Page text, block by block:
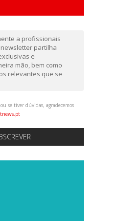
a profissionais
partilha
e
mão, bem como
relevantes que se
se tiver dúvidas, agradecemos